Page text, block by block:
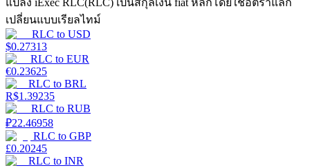
การล็อค BTR
การลงทุนพิเศษสำหรับผู้ถือ BTR
แปลง iExec RLC(RLC) เป็นสกุลเงิน fiat หลักโดยใช้อัตราแลก
เปลี่ยนแบบเรียลไทม์
RLC to USD
$0.27313
RLC to EUR
€0.23625
RLC to BRL
R$1.39235
RLC to RUB
₽22.46958
RLC to GBP
£0.20245
RLC to INR